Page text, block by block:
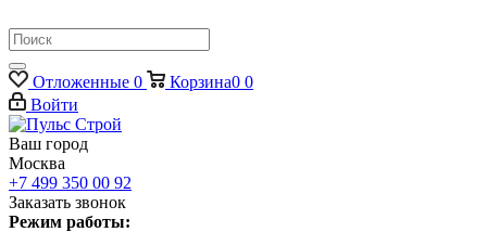
Отложенные 0 Корзина0 0
Войти
Ваш город
Москва
+7 499 350 00 92
Заказать звонок
Режим работы: